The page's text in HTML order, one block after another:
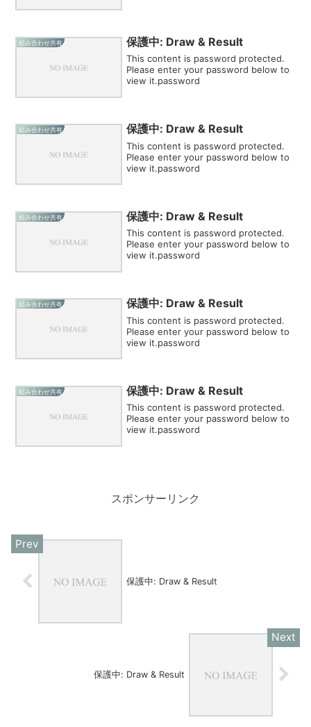
組み合わせ共有 保護中: Draw & Result
This content is password protected.
Please enter your password below to
view it.password
組み合わせ共有 保護中: Draw & Result
This content is password protected.
Please enter your password below to
view it.password
組み合わせ共有 保護中: Draw & Result
This content is password protected.
Please enter your password below to
view it.password
組み合わせ共有 保護中: Draw & Result
This content is password protected.
Please enter your password below to
view it.password
組み合わせ共有 保護中: Draw & Result
This content is password protected.
Please enter your password below to
view it.password
スポンサーリンク
保護中: Draw & Result
保護中: Draw & Result